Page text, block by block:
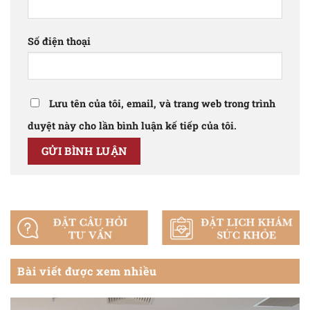
đầy đủ dinh dưỡng và tâm lý vững vàng để ứng phó
với tác dụng phụ như mệt mỏi, rụng tóc.
Số điện thoại
Lưu tên của tôi, email, và trang web trong trình
duyệt này cho lần bình luận kế tiếp của tôi.
Bài viết được xem nhiều